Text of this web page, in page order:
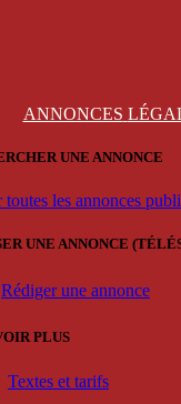
ANNONCES
UNE ANNONCE
toutes les annonces
UNE ANNONCE
Rédiger une annonce
PLUS
Textes et tarifs